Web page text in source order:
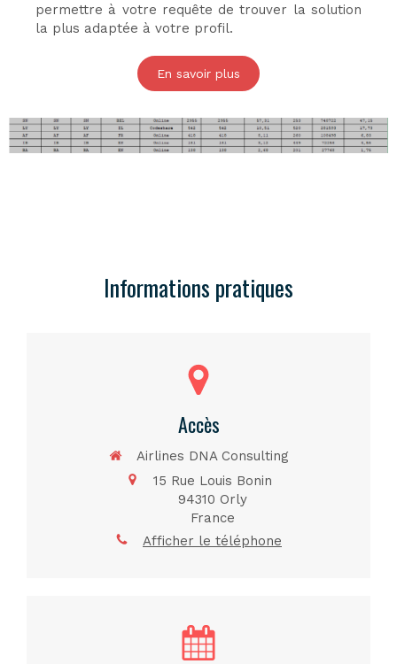
permettre à votre requête de trouver la solution
la plus adaptée à votre profil.
En savoir plus
Informations pratiques
Accès
Airlines DNA Consulting
15 Rue Louis Bonin
94310 Orly
France
Afficher le téléphone